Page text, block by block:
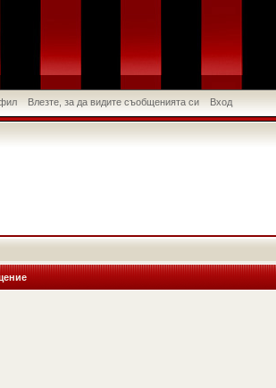
Влезте, за да видите съобщенията си Вход